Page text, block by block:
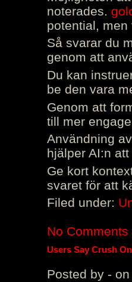
noterades.
potential, men
Så svarar du
genom att
Du kan
be den vara
Genom att
till mer
Användning
hjälper AI:n
Ge kort
svaret för att
Filed under:
No Comments
Users Say Crush
Posted by - on